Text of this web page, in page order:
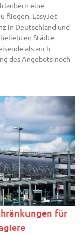
eine
fliegen. EasyJet
in Deutschland und
Städte
als auch
des Angebots noch
für